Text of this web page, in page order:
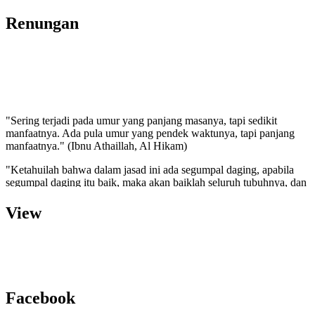
Renungan
"Sering terjadi pada umur yang panjang masanya, tapi sedikit
manfaatnya. Ada pula umur yang pendek waktunya, tapi panjang
manfaatnya." (Ibnu Athaillah, Al Hikam)
"Ketahuilah bahwa dalam jasad ini ada segumpal daging, apabila
segumpal daging itu baik, maka akan baiklah seluruh tubuhnya, dan
segumpal daging itu adalah hati".(HR. Bukhari dan Muslim)
Sebanyak 99 Ia simpan untuk hamba-hamba-Nya nanti di akhirat,
sedangkan satunya Ia turunkan kepada umat manusia. Dengan
View
Facebook